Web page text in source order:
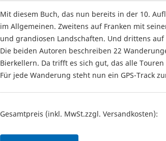
Mit diesem Buch, das nun bereits in der 10.
im Allgemeinen. Zweitens auf Franken mit
und grandiosen Landschaften. Und drittens
Die beiden Autoren beschreiben 22
Bierkellern. Da trifft es sich gut, das alle
Für jede Wanderung steht nun ein GPS-Track
Gesamtpreis (inkl. MwSt.zzgl. Versandkosten):